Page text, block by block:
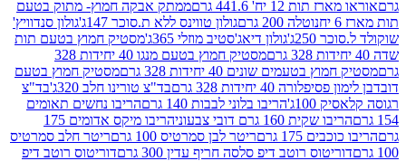
12 יח' 441.6 גרם
ממתק אבקה חמוץ- מתוק בטעם
נוטלה 200 גרם
גולון טווינס ללא ת.סוכר 147ג'
גולון סנדוויץ'
250ג'
גולון דיאג'סטיב מוזלי 365ג'
מסטיק חמוץ בטעם תות
מסטיק חמוץ בטעם מנגו 40 יחידות 328
בטעמים שונים 40 יחידות 328 גרם
מסטיק חמוץ בטעם
40 יחידות 328 גרם
בד"צ טורינו חלב 320ג'
בד"צ
הריבו בלוני לבבות 140 גרם
הריבו נחשים תאומים
160 גרם דובי צבעוני
הריבו מיקס אדומים 175
175 גרם
ריטר לבן סמרטיס 100 גרם
ריטר חלב סמרטיס
רוטב דיפ סלסה חריף עדין 300 גרם
דוריטוס רוטב דיפ